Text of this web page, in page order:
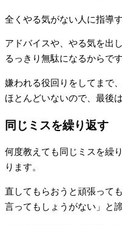
全くやる気がない人に指導
アドバイスや、やる気を出
るっきり無駄になるからです
嫌われる役回りをしてまで
ほとんどいないので、最後
同じミスを繰り返す
何度教えても同じミスを繰
ります。
直してもらおうと頑張って
言ってもしょうがない」と